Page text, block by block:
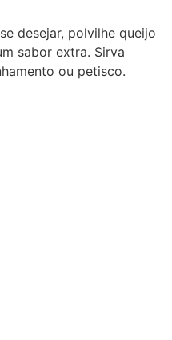
desejar, polvilhe queijo
sabor extra. Sirva
ou petisco.